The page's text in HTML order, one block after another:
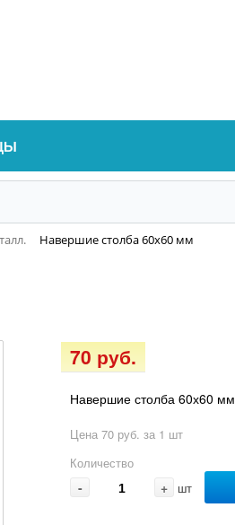
Навершие столба 60х60 мм
70 руб.
Навершие столба 60х60 мм
Цена 70 руб. за 1 шт
Количество
- + шт